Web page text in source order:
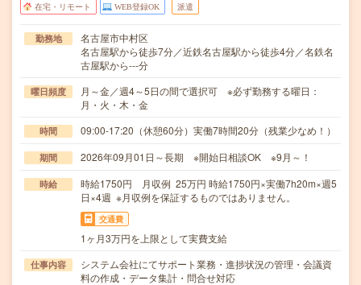
在宅・リモート WEB登録OK 派遣
勤務地
名古屋市中村区
名古屋駅から徒歩7分／近鉄名古屋駅から徒歩4分／名鉄名
古屋駅から---分
曜日頻度
月～金／週4～5日の間で選択可 ※必ず勤務する曜日：
月・火・木・金
時間 09:00-17:20（休憩60分）実働7時間20分（残業少なめ！）
期間 2026年09月01日～長期 ※開始日相談OK ※9月～！
時給
時給1750円 月収例 25万円 時給1750円×実働7h20m×週5
日×4週 ※月収例を保証するものではありません。
交通費
1ヶ月3万円を上限として実費支給
仕事内容
システム会社にてサポート業務・進捗状況の管理・会議資
料の作成・データ集計・問合せ対応